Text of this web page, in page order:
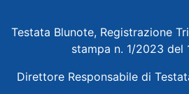
Testata Blunote, Registrazione
stampa n. 1/2023 del
Direttore Responsabile di